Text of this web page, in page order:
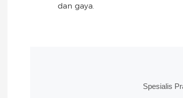
dan gaya.
Spesialis